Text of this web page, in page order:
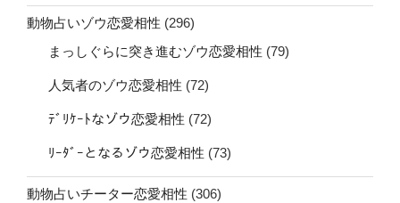
動物占いゾウ恋愛相性 (296)
まっしぐらに突き進むゾウ恋愛相性 (79)
人気者のゾウ恋愛相性 (72)
ﾃﾞﾘｹｰﾄなゾウ恋愛相性 (72)
ﾘｰﾀﾞｰとなるゾウ恋愛相性 (73)
動物占いチーター恋愛相性 (306)